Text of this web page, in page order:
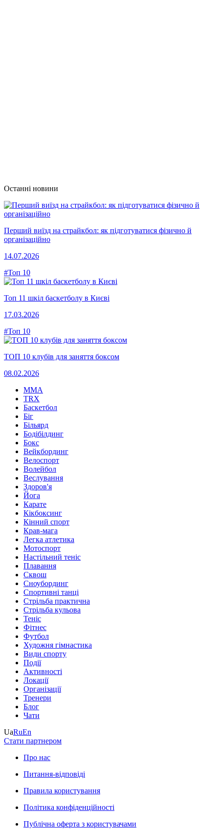
Останні новини
Перший виїзд на страйкбол: як підготуватися фізично й
організаційно
14.07.2026
#Топ 10
Топ 11 шкіл баскетболу в Києві
17.03.2026
#Топ 10
ТОП 10 клубів для заняття боксом
08.02.2026
MMA
TRX
Баскетбол
Біг
Більярд
Бодібілдинг
Бокс
Вейкбординг
Велоспорт
Волейбол
Веслування
Здоров'я
Йога
Карате
Кікбоксинг
Кінний спорт
Крав-мага
Легка атлетика
Мотоспорт
Настільний теніс
Плавання
Сквош
Сноубординг
Спортивні танці
Стрільба практична
Стрільба кульова
Теніс
Фітнес
Футбол
Художня гімнастика
Види спорту
Події
Активності
Локації
Організації
Тренери
Блог
Чати
UaRuEn
Стати партнером
Про нас
Питання-відповіді
Правила користування
Політика конфіденційності
Публічна оферта з користувачами